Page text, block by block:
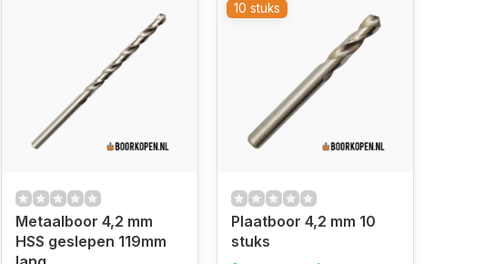
Metaalboor 4,2 mm
HSS geslepen 119mm
10 stuks
Plaatboor 4,2 mm 10
stuks